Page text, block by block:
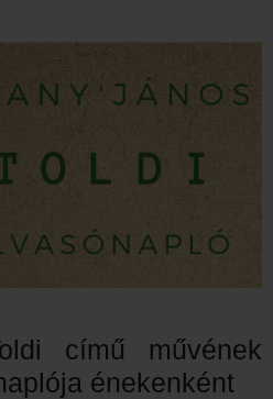
című művének
énekenként